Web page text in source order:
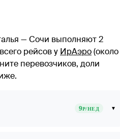
— Сочи выполняют 2
рейсов у ИрАэро(около
перевозчиков, доли
9Р/НЕД ▾